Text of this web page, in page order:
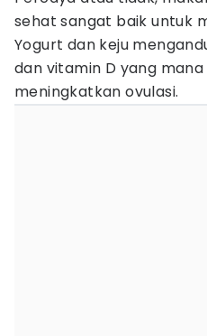
sehat sangat baik untuk
Yogurt dan keju
dan vitamin D yang
meningkatkan ovulasi.